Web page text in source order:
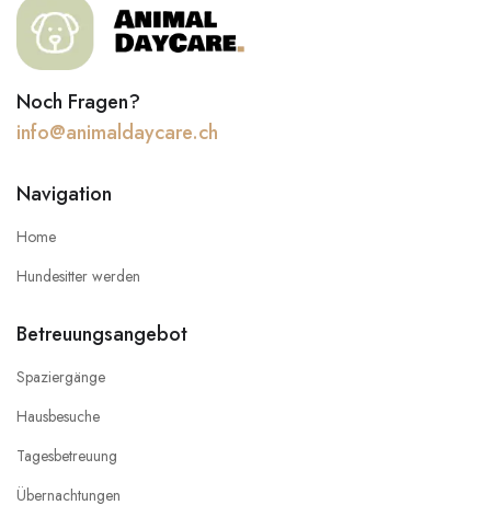
Noch Fragen?
info@animaldaycare.ch
Navigation
Home
Hundesitter werden
Betreuungsangebot
Spaziergänge
Hausbesuche
Tagesbetreuung
Übernachtungen